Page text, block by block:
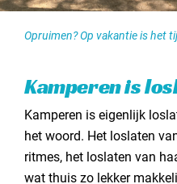
Opruimen? Op vakantie is het
Kamperen is
Kamperen is eigenlijk
het woord. Het loslaten
ritmes, het loslaten van
wat thuis zo lekker